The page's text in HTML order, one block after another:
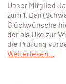
Unser Mitglied
zum 1. Dan
Glückwünsche
der als Uke zur
die Prüfung
Weiterlesen...